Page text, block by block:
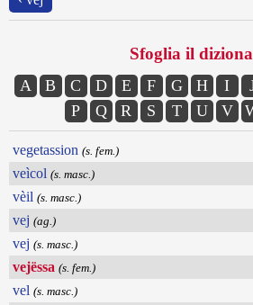
Sfoglia il
A B C D E F G H I
P
Q R S T U V
vegetassion (s. fem.)
veìcol (s. masc.)
vèil (s. masc.)
vej (ag.)
vej (s. masc.)
vejëssa (s. fem.)
vel (s. masc.)